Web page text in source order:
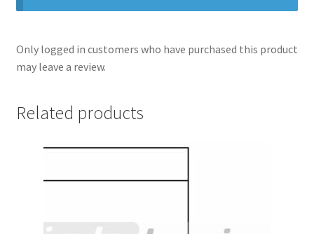
Only logged in customers who have purchased this product
may leave a review.
Related products